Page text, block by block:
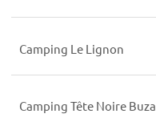
Camping Le Lignon
Camping Tête Noire